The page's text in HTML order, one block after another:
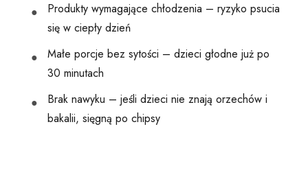
Produkty wymagające chłodzenia – ryzyko psucia
się w ciepły dzień
Małe porcje bez sytości – dzieci głodne już po
30 minutach
Brak nawyku – jeśli dzieci nie znają orzechów i
bakalii, sięgną po chipsy